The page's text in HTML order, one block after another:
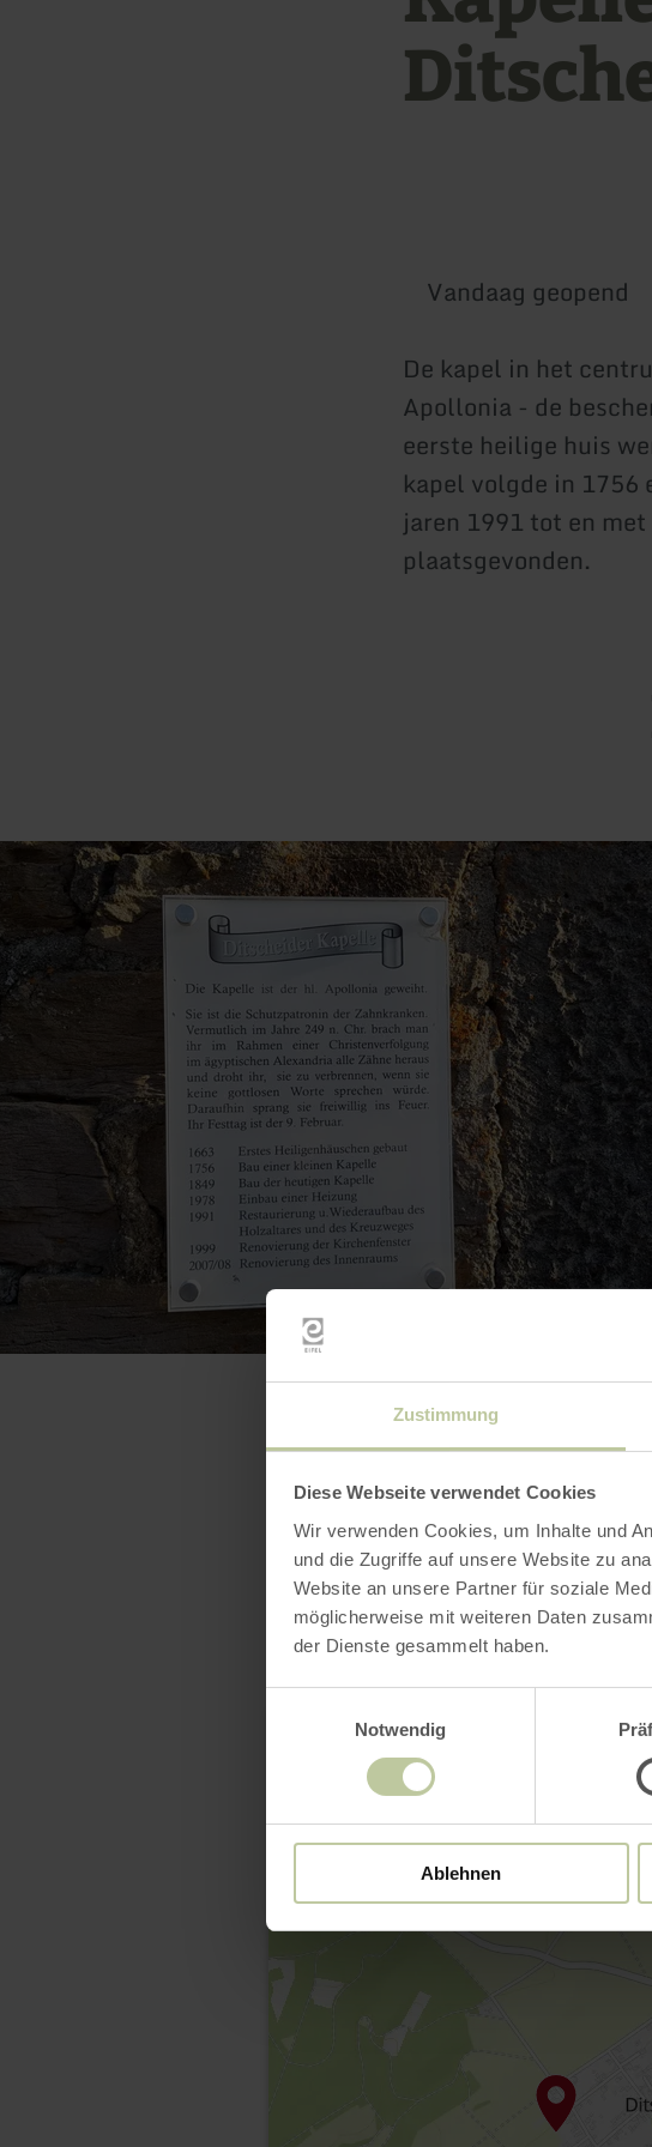
Zustimmung
Diese Webseite verwendet Cookies
Wir verwenden Cookies, um Inhalte und
und die Zugriffe auf unsere Website zu
Website an unsere Partner für soziale
möglicherweise mit weiteren Daten
der Dienste gesammelt haben.
Notwendig
Ablehnen
Vandaag geopend
De kapel in het
Apollonia - de
eerste heilige huis
kapel volgde in 1756
jaren 1991 tot en
plaatsgevonden.